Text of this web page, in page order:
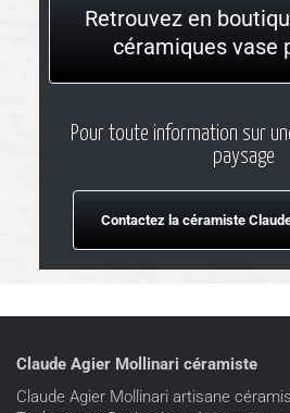
Retrouvez en
céramiques vase
Pour toute information sur
paysage
Contactez la céramiste
Claude Agier Mollinari céramiste
Claude Agier Mollinari artisane